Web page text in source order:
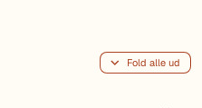
Fold alle ud